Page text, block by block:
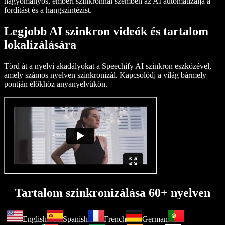
fordítást és a hangszintézist.
Legjobb AI szinkron videók és tartalom
lokalizálására
Törd át a nyelvi akadályokat a Speechify AI szinkron eszközével,
amely számos nyelven szinkronizál. Kapcsolódj a világ bármely
pontján élőkhöz anyanyelvükön.
Tartalom szinkronizálása 60+ nyelven
English Spanish French
German